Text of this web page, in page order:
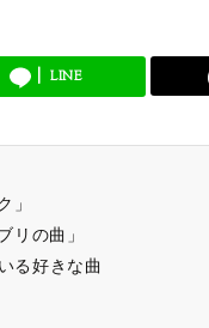
LINE
」
リの曲」
る好きな曲